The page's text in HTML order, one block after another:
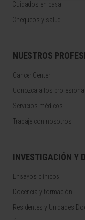
Cuidados en casa
Chequeos y salud
NUESTROS
Cancer Center
Conozca a los
Servicios médicos
Trabaje con nosotros
INVESTIGACIÓN Y
Ensayos clínicos
Docencia y formación
Residentes y Unidades